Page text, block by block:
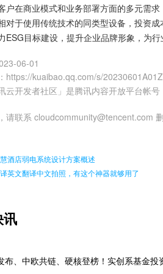
户在商业模式和业务部署方面的多元需
对于使用传统技术的同类型设备，投资
ESG目标建设，提升企业品牌形象，为
06-01
： https://kuaibao.qq.com/s/
云开发者社区」是腾讯内容开放平台帐
请联系 cloudcommunity@tencent.com 删
酒店弱电系统设计方案概述
英文翻译中文拍照，有这个神器就够用了
讯
布、中欧共链、硬核登榜！实创系基金投